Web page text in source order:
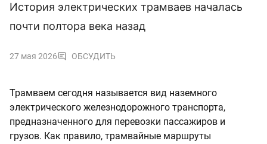
История электрических трамваев началась
почти полтора века назад
27 мая 2026 ОБСУДИТЬ
Трамваем сегодня называется вид наземного
электрического железнодорожного транспорта,
предназначенного для перевозки пассажиров и
грузов. Как правило, трамвайные маршруты